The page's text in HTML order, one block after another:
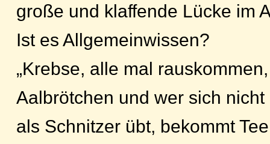
große und klaffende Lücke im
Ist es Allgemeinwissen?
„Krebse, alle mal
Aalbrötchen und wer sich
als Schnitzer übt, bekommt